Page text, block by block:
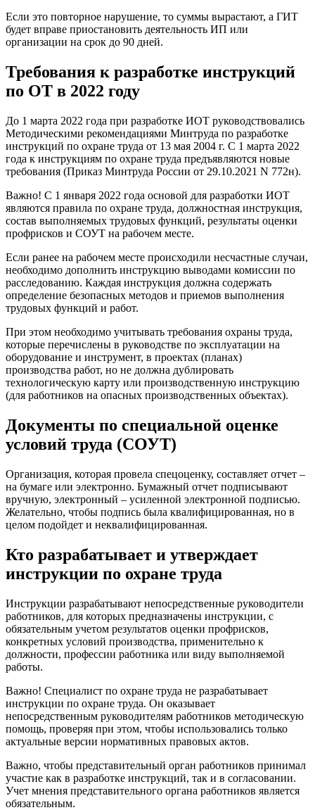
Если это повторное нарушение, то суммы вырастают, а ГИТ
будет вправе приостановить деятельность ИП или
организации на срок до 90 дней.
Требования к разработке инструкций
по ОТ в 2022 году
До 1 марта 2022 года при разработке ИОТ руководствовались
Методическими рекомендациями Минтруда по разработке
инструкций по охране труда от 13 мая 2004 г. С 1 марта 2022
года к инструкциям по охране труда предъявляются новые
требования (Приказ Минтруда России от 29.10.2021 N 772н).
Важно! С 1 января 2022 года основой для разработки ИОТ
являются правила по охране труда, должностная инструкция,
состав выполняемых трудовых функций, результаты оценки
профрисков и СОУТ на рабочем месте.
Если ранее на рабочем месте происходили несчастные случаи,
необходимо дополнить инструкцию выводами комиссии по
расследованию. Каждая инструкция должна содержать
определение безопасных методов и приемов выполнения
трудовых функций и работ.
При этом необходимо учитывать требования охраны труда,
которые перечислены в руководстве по эксплуатации на
оборудование и инструмент, в проектах (планах)
производства работ, но не должна дублировать
технологическую карту или производственную инструкцию
(для работников на опасных производственных объектах).
Документы по специальной оценке
условий труда (СОУТ)
Организация, которая провела спецоценку, составляет отчет –
на бумаге или электронно. Бумажный отчет подписывают
вручную, электронный – усиленной электронной подписью.
Желательно, чтобы подпись была квалифицированная, но в
целом подойдет и неквалифицированная.
Кто разрабатывает и утверждает
инструкции по охране труда
Инструкции разрабатывают непосредственные руководители
работников, для которых предназначены инструкции, с
обязательным учетом результатов оценки профрисков,
конкретных условий производства, применительно к
должности, профессии работника или виду выполняемой
работы.
Важно! Специалист по охране труда не разрабатывает
инструкции по охране труда. Он оказывает
непосредственным руководителям работников методическую
помощь, проверяя при этом, чтобы использовались только
актуальные версии нормативных правовых актов.
Важно, чтобы представительный орган работников принимал
участие как в разработке инструкций, так и в согласовании.
Учет мнения представительного органа работников является
обязательным.